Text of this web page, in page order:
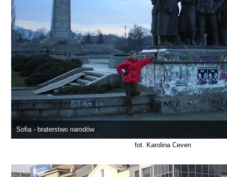
Sofia - braterstwo narodów
fot. Karolina Ceven